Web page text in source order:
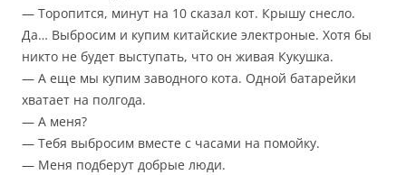
— Торопится, минут на 10 сказал кот. Крышу снесло.
Да… Выбросим и купим китайские электроные. Хотя бы
никто не будет выступать, что он живая Кукушка.
— А еще мы купим заводного кота. Одной батарейки
хватает на полгода.
— А меня?
— Тебя выбросим вместе с часами на помойку.
— Меня подберут добрые люди.